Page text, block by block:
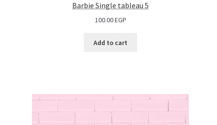
Barbie Single tableau 5
100.00EGP
Add to cart